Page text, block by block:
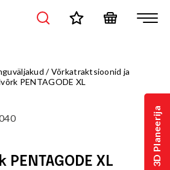
3D Planeerija
/Võrkatraktsioonid ja
PENTAGODE XL
XL